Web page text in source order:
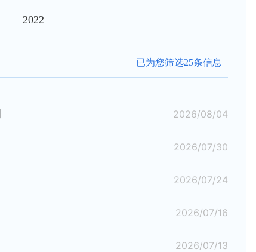
2022
已为您筛选25条信息
2026/08/04
2026/07/30
2026/07/24
2026/07/16
2026/07/13